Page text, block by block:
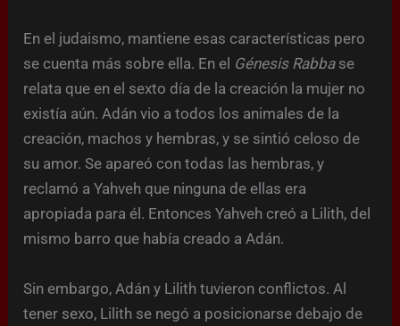
En el judaismo, mantiene esas características pero
se cuenta más sobre ella. En el Génesis Rabbase
relata que en el sexto día de la creación la mujer no
existía aún. Adán vio a todos los animales de la
creación, machos y hembras, y se sintió celoso de
su amor. Se apareó con todas las hembras, y
reclamó a Yahveh que ninguna de ellas era
apropiada para él. Entonces Yahveh creó a Lilith, del
mismo barro que había creado a Adán.
Sin embargo, Adán y Lilith tuvieron conflictos. Al
tener sexo, Lilith se negó a posicionarse debajo de